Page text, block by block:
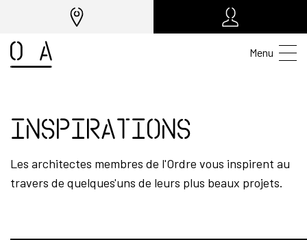
Menu
Inspirations
Les architectes membres de l'Ordre vous inspirent au
travers de quelques'uns de leurs plus beaux projets.